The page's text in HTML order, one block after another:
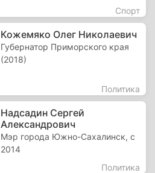
Спорт
Кожемяко Олег Николаевич
Губернатор Приморского края
(2018)
Политика
Надсадин Сергей
Александрович
Мэр города Южно-Сахалинск, с
2014
Политика